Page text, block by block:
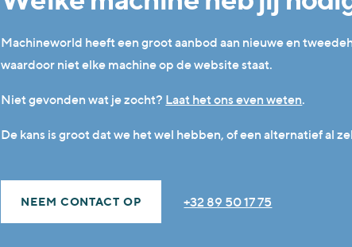
Machineworld heeft een groot aanbod aan nieuwe en
waardoor niet elke machine op de website staat.
Niet gevonden wat je zocht? Laat het ons even weten.
De kans is groot dat we het wel hebben, of een alternatief al
NEEM CONTACT OP +32 89 50 17 75